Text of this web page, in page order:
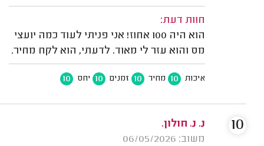
חוות דעת:
הוא היה 100 אחוז! אני פניתי לעוד כמה יועצי
מס והוא עזר לי מאוד. לדעתי, הוא לקח מחיר.
איכות 10 מחיר 10 זמנים 10 יחס 10
נ. נ. חולון.
משוב: 06/05/2026
10